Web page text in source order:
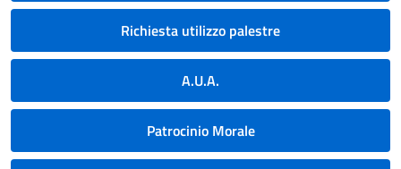
Richiesta utilizzo palestre
A.U.A.
Patrocinio Morale